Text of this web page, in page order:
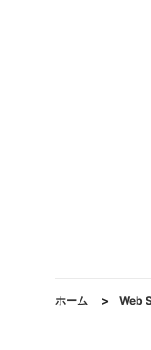
ホーム > Web